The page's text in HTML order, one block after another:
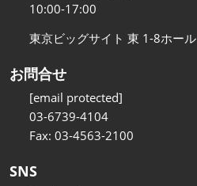
10:00-17:00
東京ビッグサイト 東 1-8ホール
お問合せ
[email protected]
03-6739-4104
Fax: 03-4563-2100
SNS